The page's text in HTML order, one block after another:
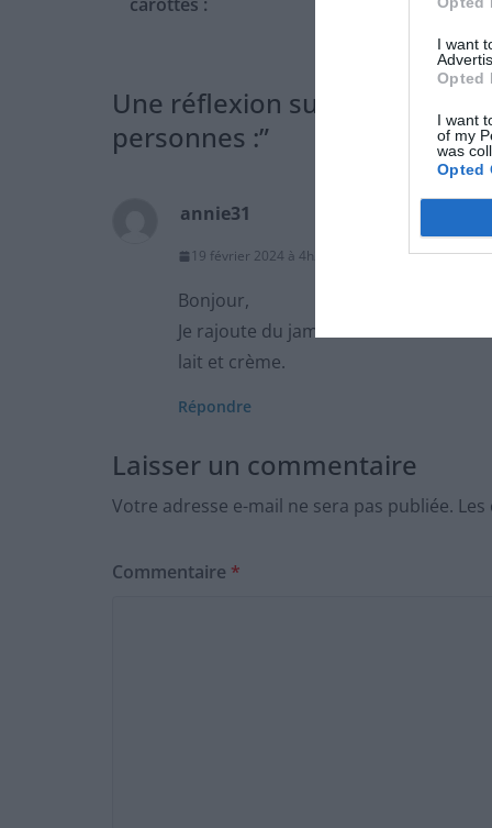
I want
Opted
I want
of my
was
Opted
Une réflexion sur “
personnes :”
annie31
19 février 2024 à 4h23
Bonjour,
Je rajoute du jambon avec les
lait et crème.
Répondre
Laisser un commentaire
Votre adresse e-mail ne sera pas publiée.
Commentaire *